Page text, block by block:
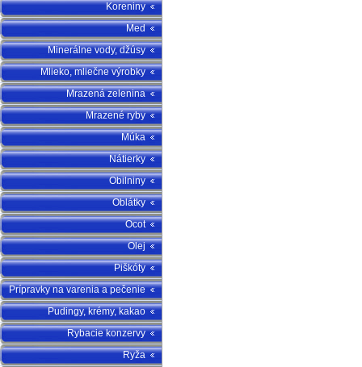
Koreniny
Med
Minerálne vody, džúsy
Mlieko, mliečne výrobky
Mrazená zelenina
Mrazené ryby
Múka
Nátierky
Obilniny
Oblátky
Ocot
Olej
Piškóty
Prípravky na varenia a pečenie
Pudingy, krémy, kakao
Rybacie konzervy
Ryža